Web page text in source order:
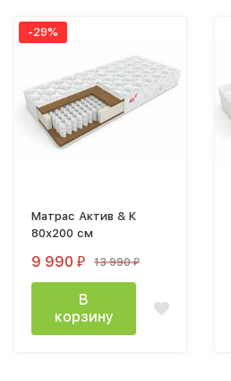
-29%
Матрас Актив & К
80х200 см
9 990 ₽ 13 990₽
В
корзину